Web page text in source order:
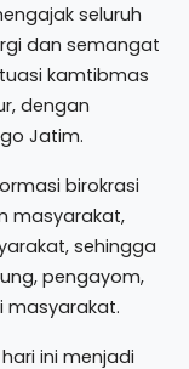
seluruh
dan semangat
kamtibmas
dengan
Jatim.
birokrasi
masyarakat,
sehingga
pengayom,
masyarakat.
ini menjadi